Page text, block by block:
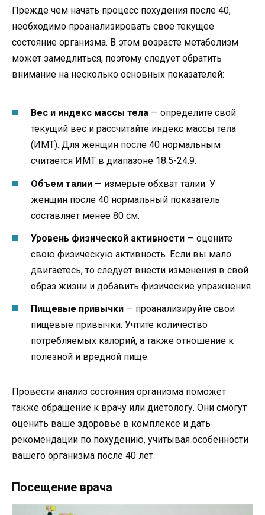
Прежде чем начать процесс похудения после 40,
необходимо проанализировать свое текущее
состояние организма. В этом возрасте метаболизм
может замедлиться, поэтому следует обратить
внимание на несколько основных показателей:
Вес и индекс массы тела — определите свой
текущий вес и рассчитайте индекс массы тела
(ИМТ). Для женщин после 40 нормальным
считается ИМТ в диапазоне 18.5-24.9.
Объем талии — измерьте обхват талии. У
женщин после 40 нормальный показатель
составляет менее 80 см.
Уровень физической активности — оцените
свою физическую активность. Если вы мало
двигаетесь, то следует внести изменения в свой
образ жизни и добавить физические упражнения.
Пищевые привычки — проанализируйте свои
пищевые привычки. Учтите количество
потребляемых калорий, а также отношение к
полезной и вредной пище.
Провести анализ состояния организма поможет
также обращение к врачу или диетологу. Они смогут
оценить ваше здоровье в комплексе и дать
рекомендации по похудению, учитывая особенности
вашего организма после 40 лет.
Посещение врача